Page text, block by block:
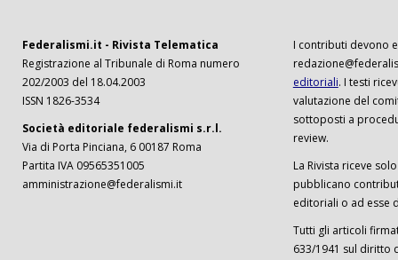
Federalismi.it - Rivista Telematica
Registrazione al Tribunale di Roma numero
202/2003 del 18.04.2003
ISSN 1826-3534
Società editoriale federalismi s.r.l.
Via di Porta Pinciana, 6 00187 Roma
Partita IVA 09565351005
amministrazione@federalismi.it
I contributi devono
editoriali. I testi
valutazione del
sottoposti a
review.
La Rivista riceve
pubblicano
editoriali o ad esse
Tutti gli articoli
633/1941 sul diritto